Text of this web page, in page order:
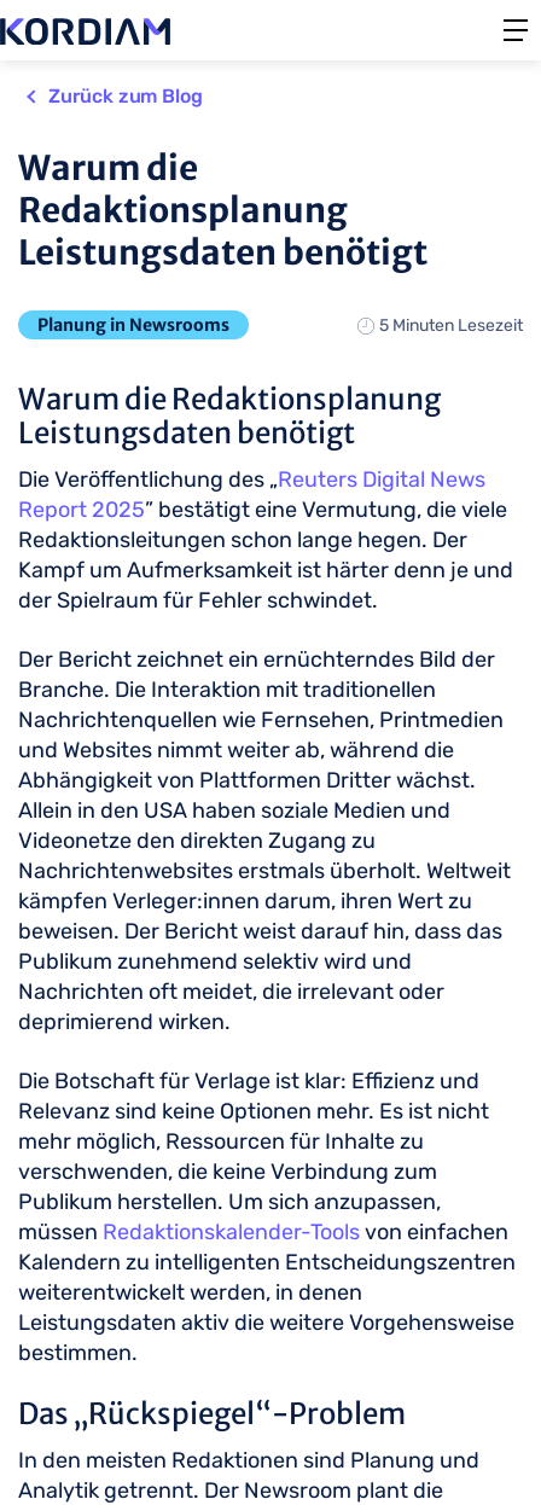
Zurück zum Blog
Warum die
Redaktionsplanung
Leistungsdaten benötigt
Planung in Newsrooms 5 Minuten Lesezeit
Warum die Redaktionsplanung
Leistungsdaten benötigt
Die Veröffentlichung des „Reuters Digital News
Report 2025” bestätigt eine Vermutung, die viele
Redaktionsleitungen schon lange hegen. Der
Kampf um Aufmerksamkeit ist härter denn je und
der Spielraum für Fehler schwindet.
Der Bericht zeichnet ein ernüchterndes Bild der
Branche. Die Interaktion mit traditionellen
Nachrichtenquellen wie Fernsehen, Printmedien
und Websites nimmt weiter ab, während die
Abhängigkeit von Plattformen Dritter wächst.
Allein in den USA haben soziale Medien und
Videonetze den direkten Zugang zu
Nachrichtenwebsites erstmals überholt. Weltweit
kämpfen Verleger:innen darum, ihren Wert zu
beweisen. Der Bericht weist darauf hin, dass das
Publikum zunehmend selektiv wird und
Nachrichten oft meidet, die irrelevant oder
deprimierend wirken.
Die Botschaft für Verlage ist klar: Effizienz und
Relevanz sind keine Optionen mehr. Es ist nicht
mehr möglich, Ressourcen für Inhalte zu
verschwenden, die keine Verbindung zum
Publikum herstellen. Um sich anzupassen,
müssen Redaktionskalender-Toolsvon einfachen
Kalendern zu intelligenten Entscheidungszentren
weiterentwickelt werden, in denen
Leistungsdaten aktiv die weitere Vorgehensweise
bestimmen.
Das „Rückspiegel“-Problem
In den meisten Redaktionen sind Planung und
Analytik getrennt. Der Newsroom plant die